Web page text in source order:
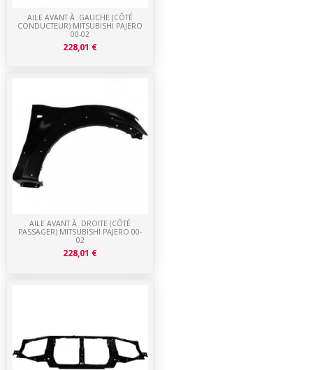
AILE AVANT À DROITE (CÔTÉ
PASSAGER) MITSUBISHI PAJERO 00-
02
228,01 €
AILE AVANT À GAUCHE (CÔTÉ
CONDUCTEUR) MITSUBISHI PAJERO
00-02
228,01 €